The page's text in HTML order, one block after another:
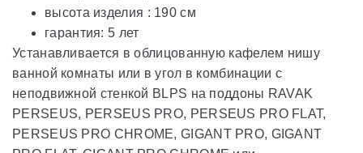
высота изделия : 190 см
гарантия: 5 лет
Устанавливается в облицованную кафелем нишу
ванной комнаты или в угол в комбинации с
неподвижной стенкой BLPS на поддоны RAVAK
PERSEUS, PERSEUS PRO, PERSEUS PRO FLAT,
PERSEUS PRO CHROME, GIGANT PRO, GIGANT